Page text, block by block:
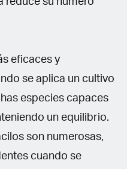
eficaces y
se aplica un cultivo
especies capaces
un equilibrio.
son numerosas,
cuando se